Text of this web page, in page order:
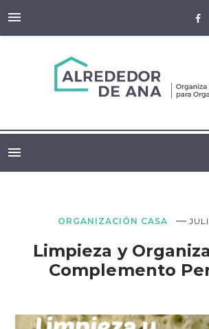
ORGANIZACIÓN CASA —
Limpieza y
Complemento